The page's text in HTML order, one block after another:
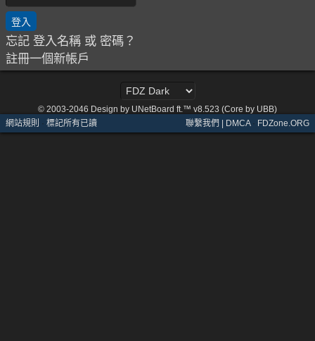
忘記 登入名稱 或 密碼？
註冊一個新帳戶
© 2003-2046 Design by UNetBoard ft.™ v8.523 (Core by UBB)
網站規則 · 標記所有已讀 聯繫我們 | DMCA· FDZone.ORG